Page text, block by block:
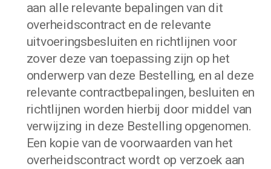
aan alle relevante bepalingen van dit
overheidscontract en de relevante
uitvoeringsbesluiten en richtlijnen voor
zover deze van toepassing zijn op het
onderwerp van deze Bestelling, en al deze
relevante contractbepalingen, besluiten en
richtlijnen worden hierbij door middel van
verwijzing in deze Bestelling opgenomen.
Een kopie van de voorwaarden van het
overheidscontract wordt op verzoek aan